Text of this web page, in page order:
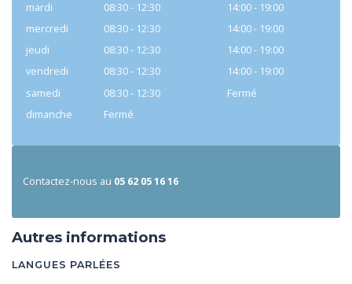
Autres informations
LANGUES PARLÉES
mardi
08:30 - 12:30
14:00 - 19:00
mercredi
08:30 - 12:30
14:00 - 19:00
jeudi
08:30 - 12:30
14:00 - 19:00
vendredi
08:30 - 12:30
14:00 - 19:00
samedi
08:30 - 12:30
Fermé
dimanche
Fermé
Contactez-nous au 05 62 05 16 16